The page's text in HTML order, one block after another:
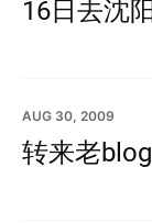
16日去沈
AUG 30, 2009
转来老